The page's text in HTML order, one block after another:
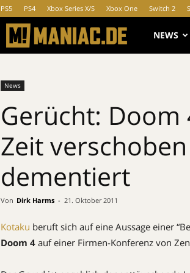
PS5 PS4 Xbox Series X/S Xbox One Switch 2
MANIAC.de
NEWS
News
Gerücht:
Zeit
dementiert
Von Dirk Harms - 21. Oktober 2011
Kotaku beruft sich auf eine Aussage einer
Doom 4 auf einer Firmen-Konferenz von